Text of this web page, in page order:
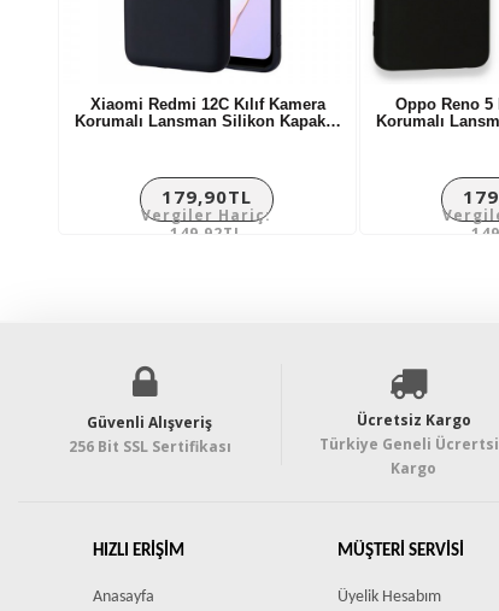
Xiaomi Redmi 12C Kılıf Kamera
Korumalı Lansman Silikon Kapak…
179,90TL
Vergiler Hariç:
149,92TL
Oppo Reno 5
Korumalı
Güvenli Alışveriş
256 Bit SSL Sertifikası
Ücretsiz Kargo
Türkiye Geneli
Kargo
HIZLI ERIŞIM
Anasayfa
MÜŞTERI SERVISI
Üyelik Hesabım